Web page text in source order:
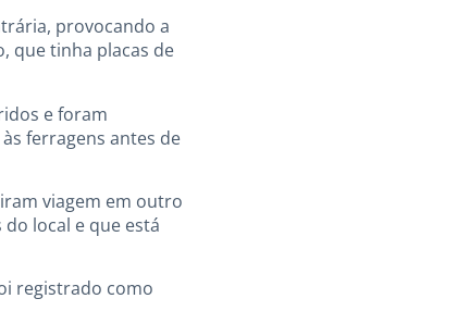
provocando a
que tinha placas de
e foram
ferragens antes de
viagem em outro
local e que está
registrado como